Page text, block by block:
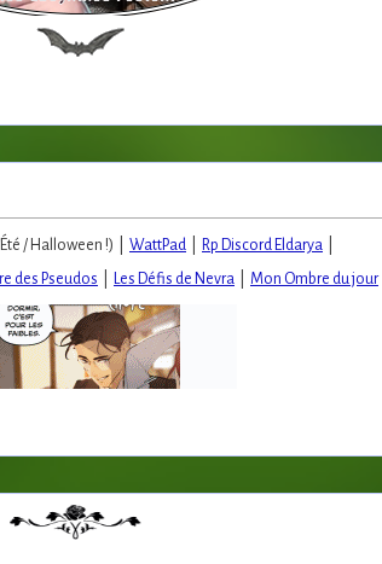
/ Halloween !) | WattPad Rp Discord Eldarya
des Pseudos Les Défis de Nevra Mon Ombre du jour|